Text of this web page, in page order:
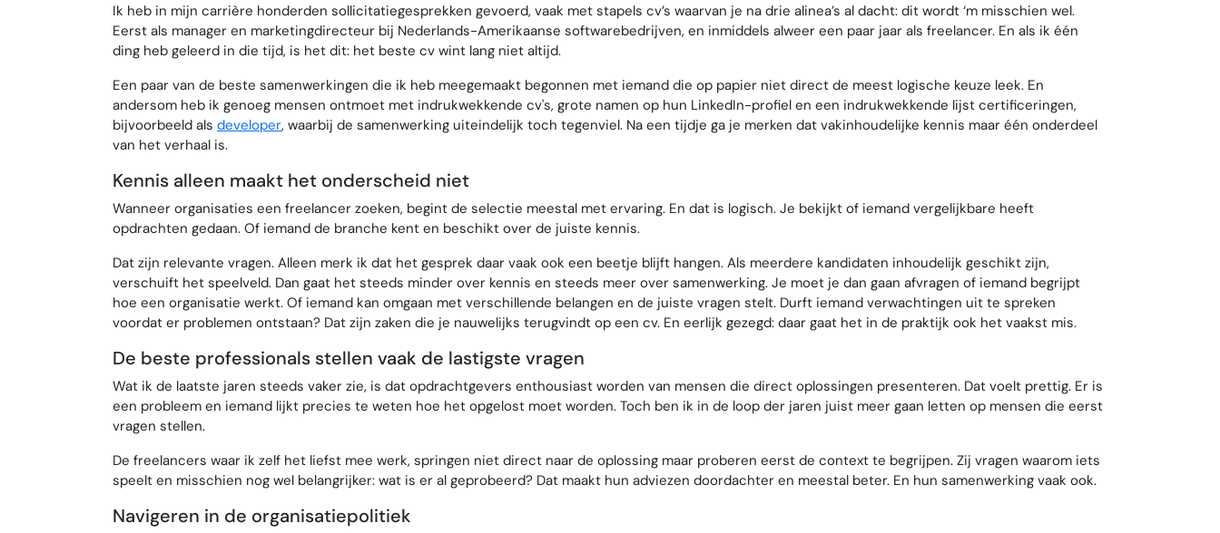
Ik heb in mijn carrière honderden sollicitatiegesprekken gevoerd, vaak met stapels cv’s waarvan je na drie alinea’s al dacht: dit wordt ‘m misschien wel.
Eerst als manager en marketingdirecteur bij Nederlands-Amerikaanse softwarebedrijven, en inmiddels alweer een paar jaar als freelancer. En als ik één
ding heb geleerd in die tijd, is het dit: het beste cv wint lang niet altijd.
Een paar van de beste samenwerkingen die ik heb meegemaakt begonnen met iemand die op papier niet direct de meest logische keuze leek. En
andersom heb ik genoeg mensen ontmoet met indrukwekkende cv's, grote namen op hun LinkedIn-profiel en een indrukwekkende lijst certificeringen,
bijvoorbeeld als developer, waarbij de samenwerking uiteindelijk toch tegenviel. Na een tijdje ga je merken dat vakinhoudelijke kennis maar één onderdeel
van het verhaal is.
Kennis alleen maakt het onderscheid niet
Wanneer organisaties een freelancer zoeken, begint de selectie meestal met ervaring. En dat is logisch. Je bekijkt of iemand vergelijkbare heeft
opdrachten gedaan. Of iemand de branche kent en beschikt over de juiste kennis.
Dat zijn relevante vragen. Alleen merk ik dat het gesprek daar vaak ook een beetje blijft hangen. Als meerdere kandidaten inhoudelijk geschikt zijn,
verschuift het speelveld. Dan gaat het steeds minder over kennis en steeds meer over samenwerking. Je moet je dan gaan afvragen of iemand begrijpt
hoe een organisatie werkt. Of iemand kan omgaan met verschillende belangen en de juiste vragen stelt. Durft iemand verwachtingen uit te spreken
voordat er problemen ontstaan? Dat zijn zaken die je nauwelijks terugvindt op een cv. En eerlijk gezegd: daar gaat het in de praktijk ook het vaakst mis.
De beste professionals stellen vaak de lastigste vragen
Wat ik de laatste jaren steeds vaker zie, is dat opdrachtgevers enthousiast worden van mensen die direct oplossingen presenteren. Dat voelt prettig. Er is
een probleem en iemand lijkt precies te weten hoe het opgelost moet worden. Toch ben ik in de loop der jaren juist meer gaan letten op mensen die eerst
vragen stellen.
De freelancers waar ik zelf het liefst mee werk, springen niet direct naar de oplossing maar proberen eerst de context te begrijpen. Zij vragen waarom iets
speelt en misschien nog wel belangrijker: wat is er al geprobeerd? Dat maakt hun adviezen doordachter en meestal beter. En hun samenwerking vaak ook.
Navigeren in de organisatiepolitiek